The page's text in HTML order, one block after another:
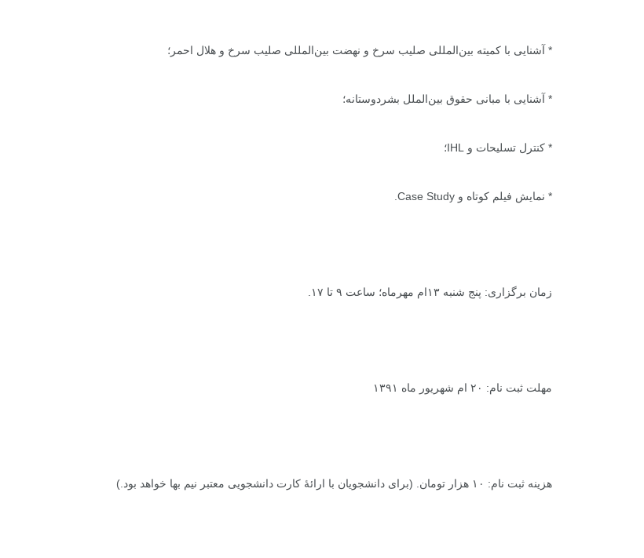
* آشنایی با کمیته بین‌المللی صلیب سرخ و نهضت بین‌المللی صلیب سرخ و هلال احمر؛
* آشنایی با مبانی حقوق بین‌الملل بشردوستانه؛
* کنترل تسلیحات و IHL؛
* نمایش فیلم کوتاه و Case Study.
زمان برگزاری: پنج شنبه ۱۳ام مهرماه؛ ساعت ۹ تا ۱۷.
مهلت ثبت نام: ۲۰ ام شهریور ماه ۱۳۹۱
هزینه ثبت نام: ۱۰ هزار تومان. (برای دانشجویان با ارائۀ کارت دانشجویی معتبر نیم بها خواهد بود.)
3+ 2+